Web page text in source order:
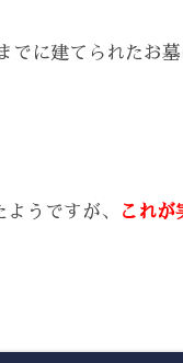
でに建てられたお
うですが、 これが